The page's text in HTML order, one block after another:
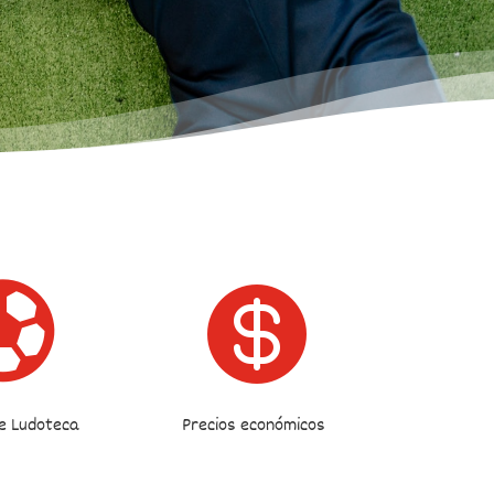
Ludoteca

Precios económicos